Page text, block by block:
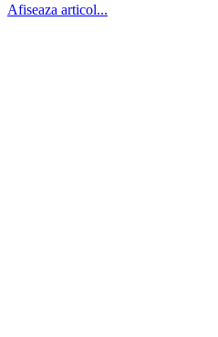
Afiseaza articol...